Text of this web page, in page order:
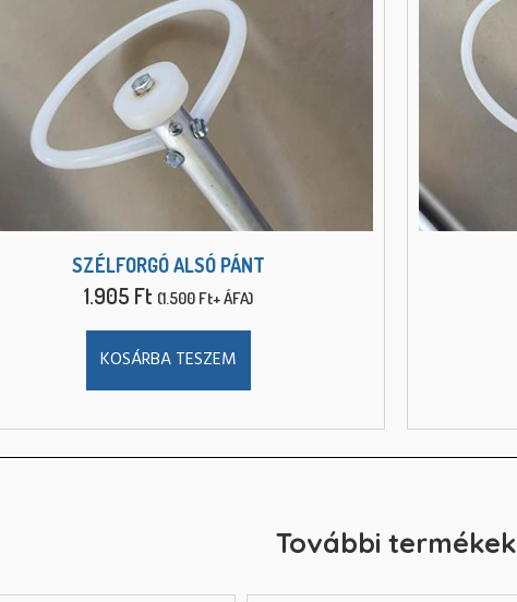
SZÉLFORGÓ ALSÓ PÁNT
1.905 Ft (1.500 Ft+ ÁFA)
KOSÁRBA TESZEM
További termékek